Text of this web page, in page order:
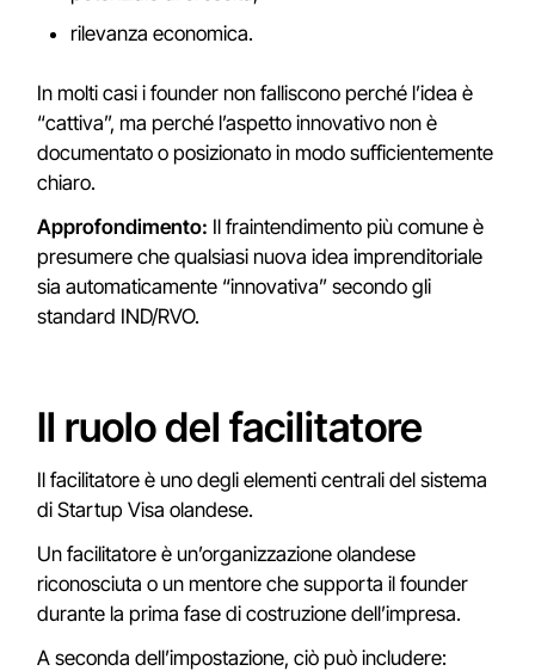
rilevanza economica.
In molti casi i founder non falliscono perché l’idea è
“cattiva”, ma perché l’aspetto innovativo non è
documentato o posizionato in modo sufficientemente
chiaro.
Approfondimento: Il fraintendimento più comune è
presumere che qualsiasi nuova idea imprenditoriale
sia automaticamente “innovativa” secondo gli
standard IND/RVO.
Il ruolo del facilitatore
Il facilitatore è uno degli elementi centrali del sistema
di Startup Visa olandese.
Un facilitatore è un’organizzazione olandese
riconosciuta o un mentore che supporta il founder
durante la prima fase di costruzione dell’impresa.
A seconda dell’impostazione, ciò può includere: